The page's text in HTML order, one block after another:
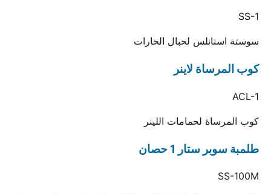
SS-1
سوستة استانلس لحبال الحارات
كوب المرساة لاينر
ACL-1
كوب المرساة لحمامات اللينر
طلمبة سوبر ستار 1 حصان
SS-100M